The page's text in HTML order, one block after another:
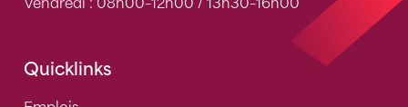
Vendredi : 08h00–12h00 / 13h30–16h00
Quicklinks